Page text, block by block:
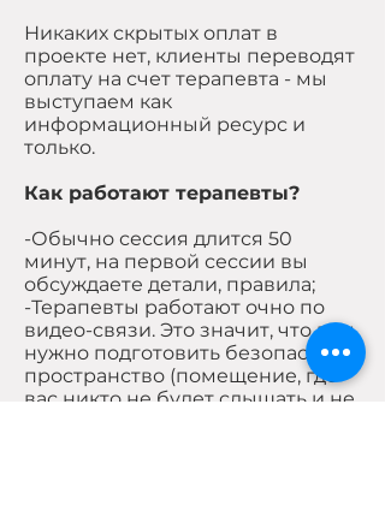
Никаких скрытых оплат в
проекте нет, клиенты переводят
оплату на счет терапевта - мы
выступаем как
информационный ресурс и
только.
Как работают терапевты?
-Обычно сессия длится 50
минут, на первой сессии вы
обсуждаете детали, правила;
-Терапевты работают очно по
видео-связи. Это значит, что вам
нужно подготовить безопасное
пространство (помещение, где
вас никто не будет слышать и не